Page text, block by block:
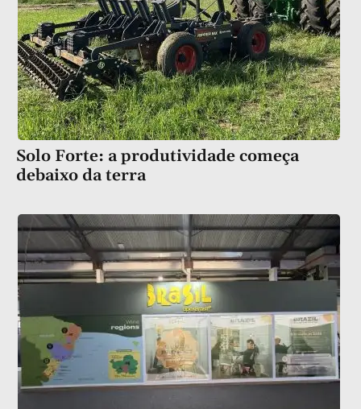
Solo Forte: a produtividade começa
debaixo da terra